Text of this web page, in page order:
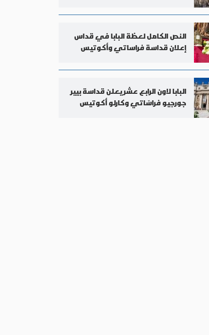
النص الكامل لعظة البابا في قداس
إعلان قداسة فراساتي وأكوتيس
البابا لاون الرابع عشر يعلن قداسة بيير
جورجيو فراسّاتي وكارلو أكوتيس